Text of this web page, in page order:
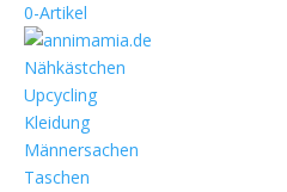
0-Artikel
Nähkästchen
Upcycling
Kleidung
Männersachen
Taschen